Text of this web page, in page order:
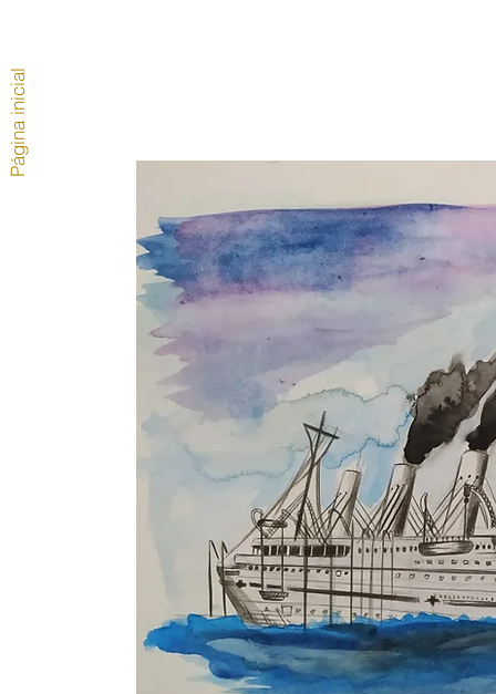
Página inicial